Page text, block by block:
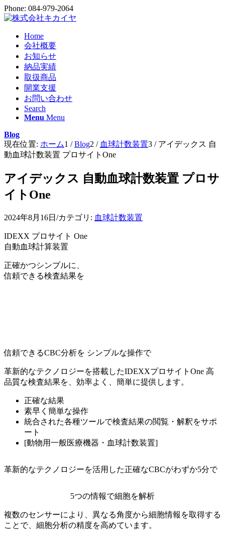
Phone: 084-979-2064
Home
会社概要
お知らせ
納品実績
取扱商品
開業支援
お問い合わせ
Search
Menu Menu
Blog
現在位置: ホーム1 / Blog2 / 血球計数装置3 / アイデックス 自
動血球計数装置 プロサイトOne
アイデックス 自動血球計数装置 プロサ
イトOne
2024年8月16日 /カテゴリ: 血球計数装置
IDEXX プロサイト One
自動血球計算装置
正確かつシンプルに、
信頼できる検査結果を
信頼できるCBC分析を シンプルな操作で
革新的なテクノロジーを搭載したIDEXXプロサイトOne 高
品質な検査結果を、効率よく、簡単に提供します。
正確な結果
素早く簡単な操作
統合された各種ツールで検査結果の閲覧・解釈をサポ
ート
[動物用一般医療機器・血球計数装置]
革新的なテクノロジーを活用した正確なCBCがわずか5分で
5つの情報で細胞を解析
複数のセンサーにより、異なる角度から細胞情報を取得する
ことで、細胞分析の精度を高めています。